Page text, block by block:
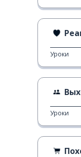
Уроки
Уроки